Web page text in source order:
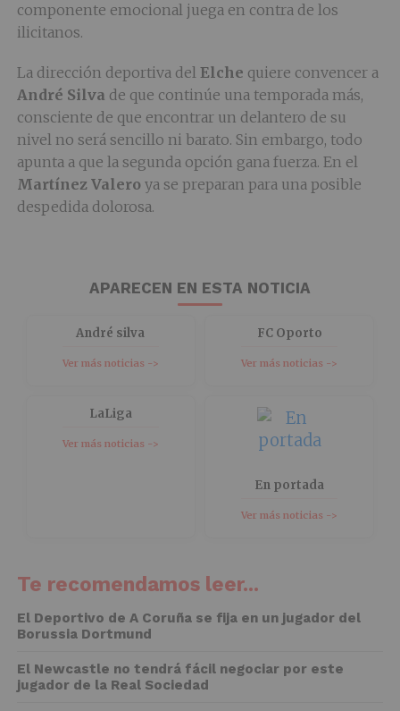
componente emocional juega en contra de los
ilicitanos.
La dirección deportiva del Elche quiere convencer a
André Silva de que continúe una temporada más,
consciente de que encontrar un delantero de su
nivel no será sencillo ni barato. Sin embargo, todo
apunta a que la segunda opción gana fuerza. En el
Martínez Valeroya se preparan para una posible
despedida dolorosa.
APARECEN EN ESTA NOTICIA
André silva
Ver más noticias ->
FC Oporto
Ver más noticias ->
LaLiga
Ver más noticias ->
En portada
Ver más noticias ->
Te recomendamos leer...
El Deportivo de A Coruña se fija en un jugador del
Borussia Dortmund
El Newcastle no tendrá fácil negociar por este
jugador de la Real Sociedad